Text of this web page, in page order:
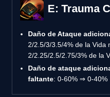
E: Trauma
Daño de Ataque
2/2.5/3/3.5/4% de la Vida
2/2.25/2.5/2.75/3% de la
Daño de ataque
faltante: 0-60% ⇒ 0-40%